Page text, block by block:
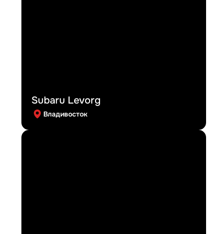
Subaru Levorg
Владивосток